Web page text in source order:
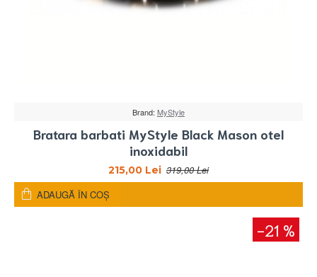
Brand: MyStyle
Bratara barbati MyStyle Black Mason otel
inoxidabil
215,00 Lei 319,00 Lei
ADAUGĂ ÎN COŞ
-21 %